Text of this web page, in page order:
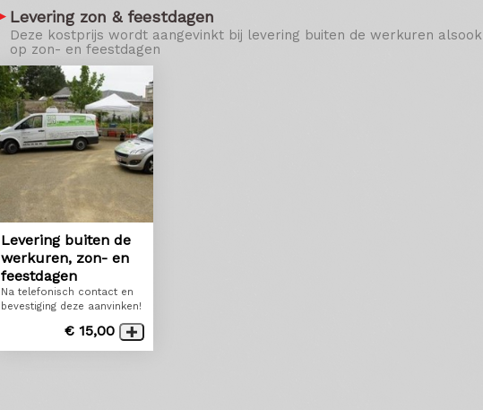
Levering zon & feestdagen
Deze kostprijs wordt aangevinkt bij levering buiten de werkuren alsook
op zon- en feestdagen
Levering buiten de
werkuren, zon- en
feestdagen
Na telefonisch contact en
bevestiging deze aanvinken!
€ 15,00